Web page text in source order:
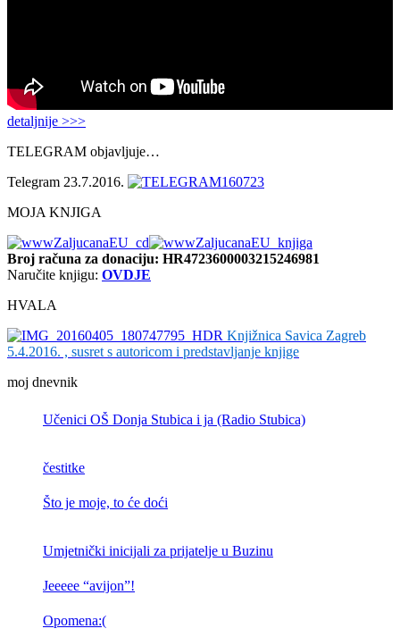
detaljnije >>>
TELEGRAM objavljuje…
Telegram 23.7.2016.
MOJA KNJIGA
Broj računa za donaciju: HR4723600003215246981
Naručite knjigu: OVDJE
HVALA
Knjižnica Savica Zagreb
5.4.2016. , susret s autoricom i predstavljanje knjige
moj dnevnik
Učenici OŠ Donja Stubica i ja (Radio Stubica)
čestitke
Što je moje, to će doći
Umjetnički inicijali za prijatelje u Buzinu
Jeeeee “avijon”!
Opomena:(